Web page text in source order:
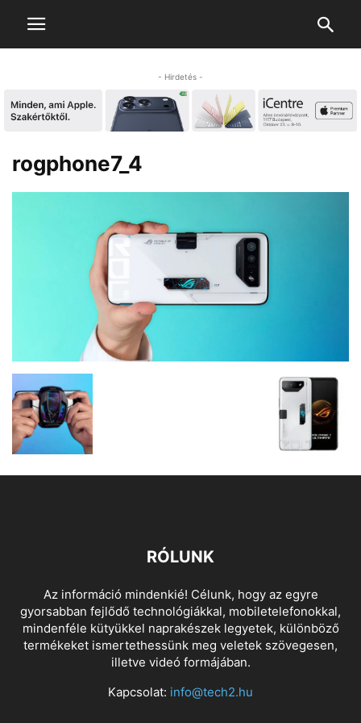
- Hirdetés -
rogphone7_4
RÓLUNK
Az információ mindenkié! Célunk, hogy az egyre
gyorsabban fejlődő technológiákkal, mobiletelefonokkal,
mindenféle kütyükkel naprakészek legyetek, különböző
termékeket ismertethessünk meg veletek szövegesen,
illetve videó formájában.
Kapcsolat: info@tech2.hu